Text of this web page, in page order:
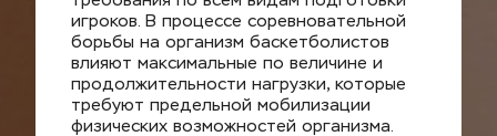
игроков. В процессе соревновательной
борьбы на организм баскетболистов
влияют максимальные по величине и
продолжительности нагрузки, которые
требуют предельной мобилизации
физических возможностей организма.